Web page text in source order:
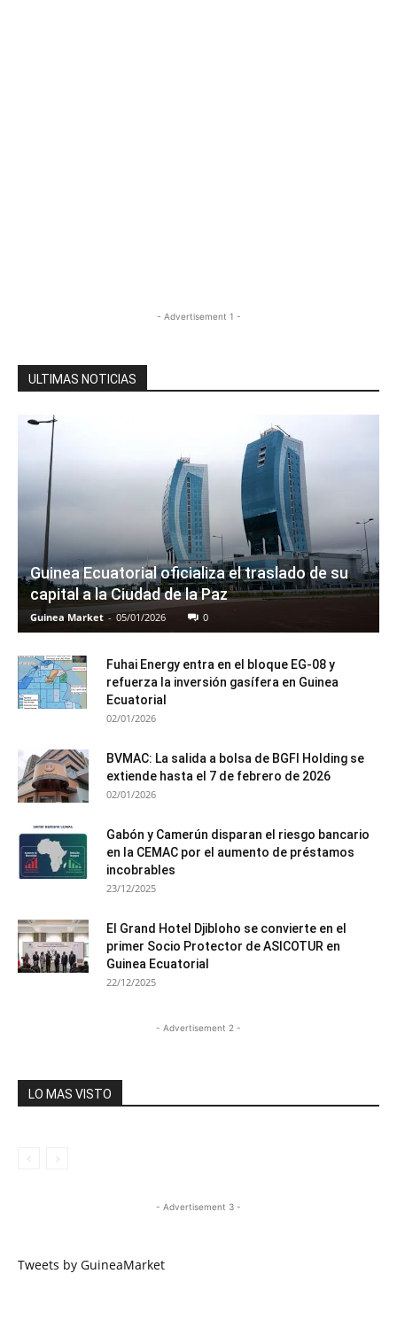
- Advertisement 1 -
ULTIMAS NOTICIAS
Guinea Ecuatorial oficializa el traslado de su
capital a la Ciudad de la Paz
Guinea Market - 05/01/2026 0
Fuhai Energy entra en el bloque EG-08 y
refuerza la inversión gasífera en Guinea
Ecuatorial
02/01/2026
BVMAC: La salida a bolsa de BGFI Holding se
extiende hasta el 7 de febrero de 2026
02/01/2026
Gabón y Camerún disparan el riesgo bancario
en la CEMAC por el aumento de préstamos
incobrables
23/12/2025
El Grand Hotel Djibloho se convierte en el
primer Socio Protector de ASICOTUR en
Guinea Ecuatorial
22/12/2025
- Advertisement 2 -
LO MAS VISTO
- Advertisement 3 -
Tweets by GuineaMarket